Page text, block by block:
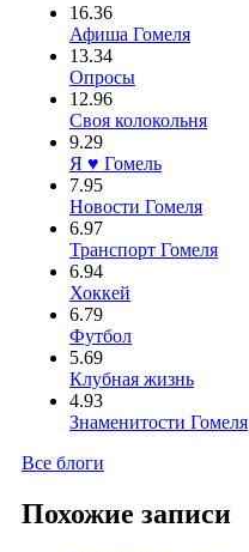
16.36
Афиша Гомеля
13.34
Опросы
12.96
Своя колокольня
9.29
Я ♥ Гомель
7.95
Новости Гомеля
6.97
Транспорт Гомеля
6.94
Хоккей
6.79
Футбол
5.69
Клубная жизнь
4.93
Знаменитости Гомеля
Все блоги
Похожие записи